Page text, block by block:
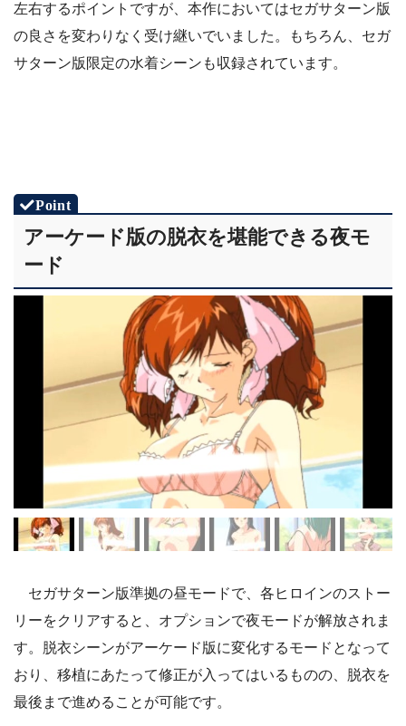
左右するポイントですが、本作においてはセガサターン版
の良さを変わりなく受け継いでいました。もちろん、セガ
サターン版限定の水着シーンも収録されています。
アーケード版の脱衣を堪能できる夜モ
ード
セガサターン版準拠の昼モードで、各ヒロインのストー
リーをクリアすると、オプションで夜モードが解放されま
す。脱衣シーンがアーケード版に変化するモードとなって
おり、移植にあたって修正が入ってはいるものの、脱衣を
最後まで進めることが可能です。